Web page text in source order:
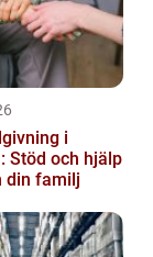
i
Stöd och hjälp
din familj